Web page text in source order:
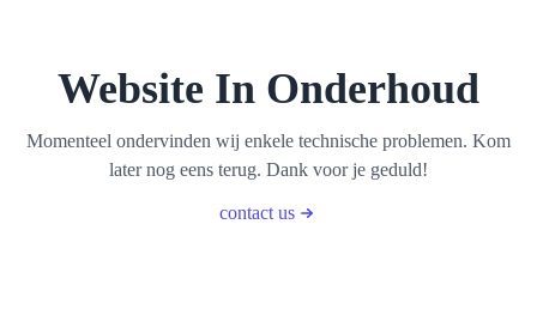
Website In Onderhoud
Momenteel ondervinden wij enkele technische problemen. Kom
later nog eens terug. Dank voor je geduld!
contact us